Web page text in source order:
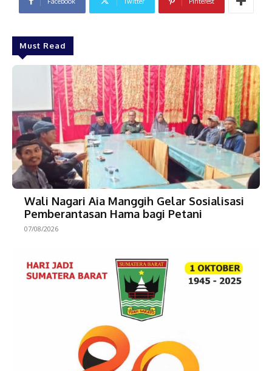
Must Read
Wali Nagari Aia Manggih Gelar Sosialisasi
Pemberantasan Hama bagi Petani
07/08/2026